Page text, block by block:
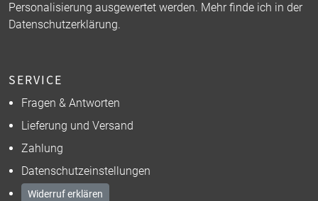
Personalisierung ausgewertet werden. Mehr finde ich in der
Datenschutzerklärung.
SERVICE
Fragen & Antworten
Lieferung und Versand
Zahlung
Datenschutzeinstellungen
Widerruf erklären